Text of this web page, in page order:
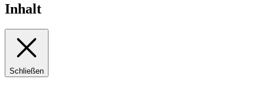
Inhalt
Schließen